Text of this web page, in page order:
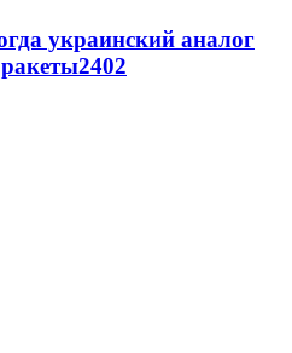
украинский аналог
2402